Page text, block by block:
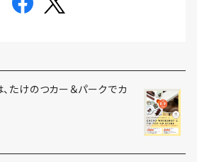
、たけのつカー＆パークでカ